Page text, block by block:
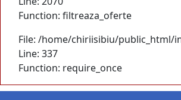
Function: filtreaza_oferte
File: /home/chiriisibiu/public_html/
Line: 337
Function: require_once